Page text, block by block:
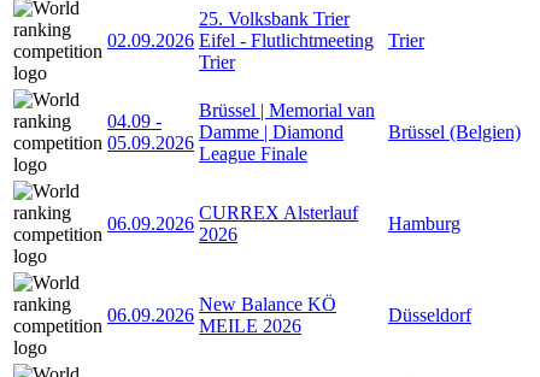
02.09.2026
25. Volksbank Trier
Eifel - Flutlichtmeeting
Trier
Trier
04.09 -
05.09.2026
Brüssel | Memorial van
Damme | Diamond
League Finale
Brüssel (Belgien)
06.09.2026
CURREX Alsterlauf
2026
Hamburg
06.09.2026
New Balance KÖ
MEILE 2026
Düsseldorf